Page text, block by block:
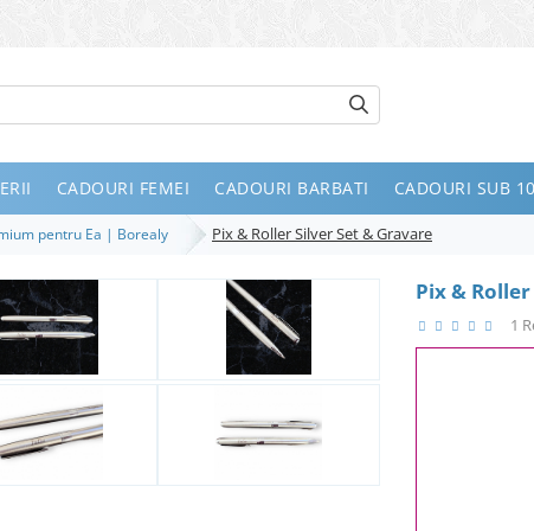
CADOURI FEMEI CADOURI BARBATI CADOURI SUB
pentru Ea | Borealy Pix & Roller Silver Set & Gravare
Pix &
1